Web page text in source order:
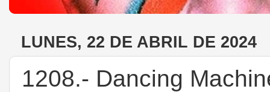
LUNES, 22 DE ABRIL DE 2024
1208.- Dancing